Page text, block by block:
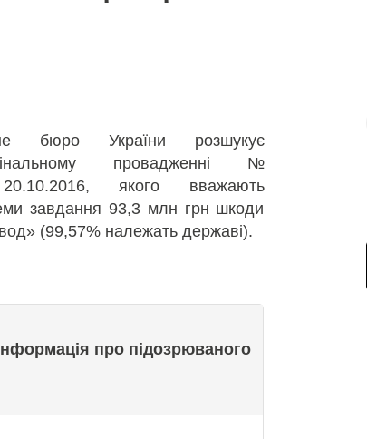
бюро України розшукує
провадженні №
якого вважають
завдання 93,3 млн грн шкоди
(99,57% належать державі).
про підозрюваного